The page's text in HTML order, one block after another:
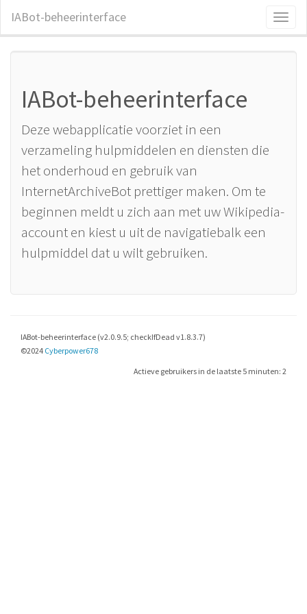
IABot-beheerinterface
IABot-beheerinterface
Deze webapplicatie voorziet in een
verzameling hulpmiddelen en diensten die
het onderhoud en gebruik van
InternetArchiveBot prettiger maken. Om te
beginnen meldt u zich aan met uw Wikipedia-
account en kiest u uit de navigatiebalk een
hulpmiddel dat u wilt gebruiken.
IABot-beheerinterface (v2.0.9.5; checkIfDead v1.8.3.7)
©2024 Cyberpower678
Actieve gebruikers in de laatste 5 minuten: 2